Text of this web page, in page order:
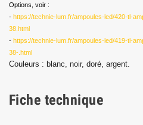
Options, voir :
- https://technie-lum.fr/ampoules-led/420-tl-
38.html
- https://technie-lum.fr/ampoules-led/419-tl-
38-.html
Couleurs : blanc, noir, doré, argent.
Fiche technique